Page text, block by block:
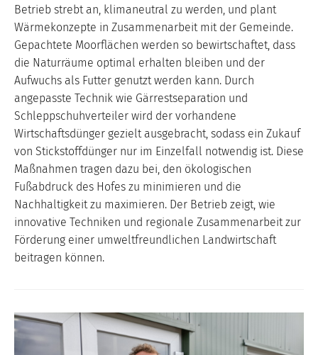
Betrieb strebt an, klimaneutral zu werden, und plant
Wärmekonzepte in Zusammenarbeit mit der Gemeinde.
Gepachtete Moorflächen werden so bewirtschaftet, dass
die Naturräume optimal erhalten bleiben und der
Aufwuchs als Futter genutzt werden kann. Durch
angepasste Technik wie Gärrestseparation und
Schleppschuhverteiler wird der vorhandene
Wirtschaftsdünger gezielt ausgebracht, sodass ein Zukauf
von Stickstoffdünger nur im Einzelfall notwendig ist. Diese
Maßnahmen tragen dazu bei, den ökologischen
Fußabdruck des Hofes zu minimieren und die
Nachhaltigkeit zu maximieren. Der Betrieb zeigt, wie
innovative Techniken und regionale Zusammenarbeit zur
Förderung einer umweltfreundlichen Landwirtschaft
beitragen können.